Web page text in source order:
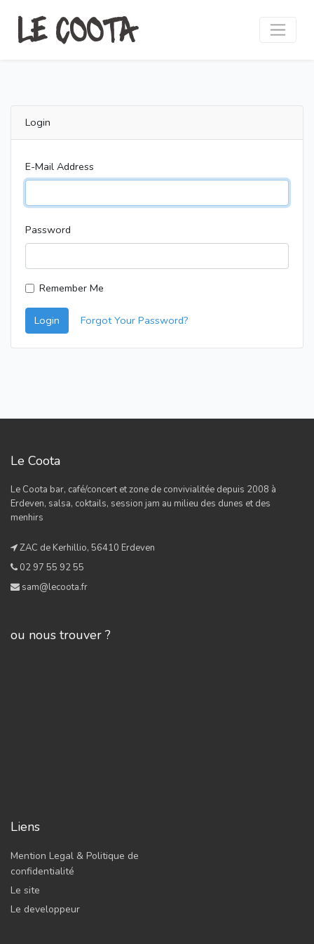
LE COOTA
Login
E-Mail Address
Password
Remember Me
Login Forgot Your Password?
Le Coota
Le Coota bar, café/concert et zone de convivialitée depuis 2008 à
Erdeven, salsa, coktails, session jam au milieu des dunes et des
menhirs
ZAC de Kerhillio, 56410 Erdeven
02 97 55 92 55
sam@lecoota.fr
ou nous trouver ?
Liens
Mention Legal & Politique de
confidentialité
Le site
Le developpeur